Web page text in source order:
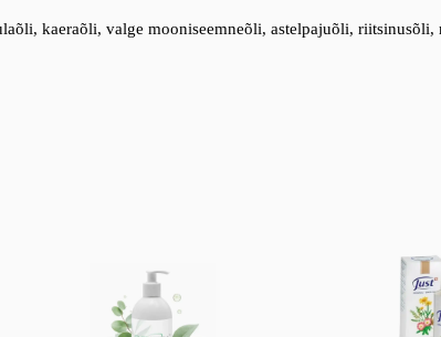
kaeraõli, valge mooniseemneõli, astelpajuõli,